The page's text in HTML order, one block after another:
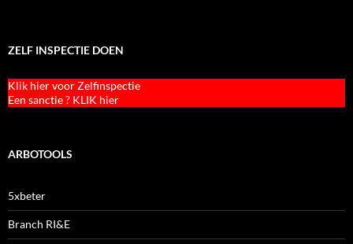
ZELF INSPECTIE DOEN
Klik hier voor Zelfinspectie
Een sanctie ? KLIK hier
ARBOTOOLS
5xbeter
Branch RI&E